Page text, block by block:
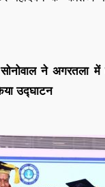
ने अगरतला में
उद्घाटन